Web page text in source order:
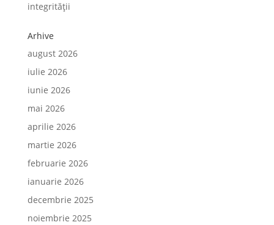
integrității
Arhive
august 2026
iulie 2026
iunie 2026
mai 2026
aprilie 2026
martie 2026
februarie 2026
ianuarie 2026
decembrie 2025
noiembrie 2025